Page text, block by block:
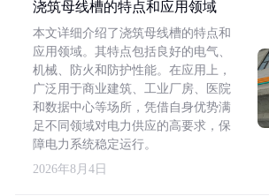
浇筑母线槽的特点和应用领域
本文详细介绍了浇筑母线槽的特点和
应用领域。其特点包括良好的电气、
机械、防火和防护性能。在应用上，
广泛用于商业建筑、工业厂房、医院
和数据中心等场所，凭借自身优势满
足不同领域对电力供应的高要求，保
障电力系统稳定运行。
2026年8月4日